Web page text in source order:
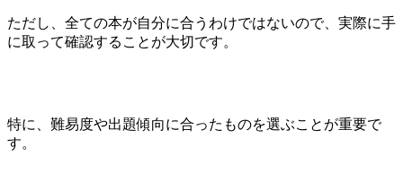
ただし、全ての本が自分に合うわけではないので、実際に手
に取って確認することが大切です。
特に、難易度や出題傾向に合ったものを選ぶことが重要で
す。